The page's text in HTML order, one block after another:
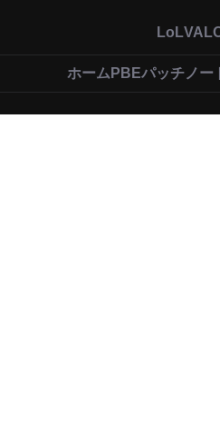
LoL
ホーム PBEパッチノー